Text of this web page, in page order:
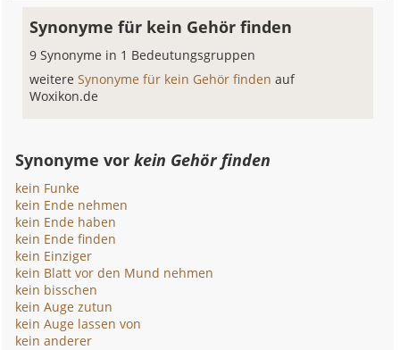
Synonyme für kein Gehör finden
9 Synonyme in 1 Bedeutungsgruppen
weitereSynonyme für kein Gehör findenauf
Woxikon.de
Synonyme vorkein Gehör finden
kein Funke
kein Ende nehmen
kein Ende haben
kein Ende finden
kein Einziger
kein Blatt vor den Mund nehmen
kein bisschen
kein Auge zutun
kein Auge lassen von
kein anderer